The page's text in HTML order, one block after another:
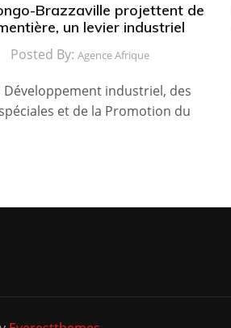
Brazzaville projettent de
un levier industriel
Posted By: Agence Afrique
industriel, des
et de la Promotion du